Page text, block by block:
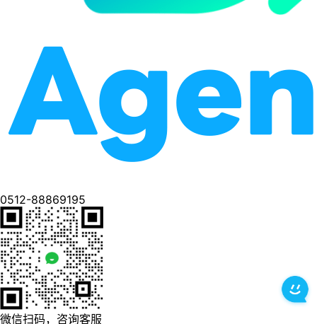
0512-88869195
微信扫码，咨询客服